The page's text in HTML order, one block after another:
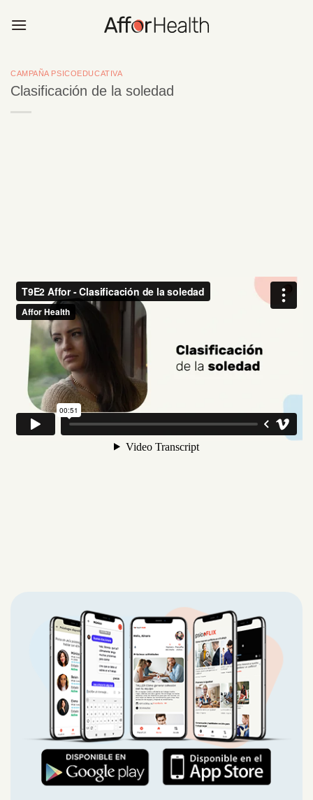
CAMPAÑA PSICOEDUCATIVA
Clasificación de la soledad